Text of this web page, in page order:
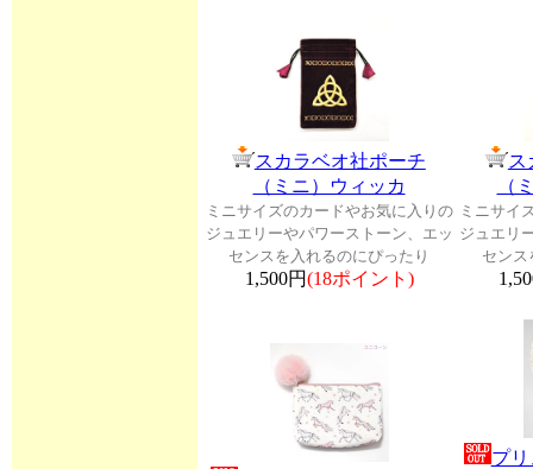
スカラベオ社ポーチ
（ミニ）ウィッカ
ミニサイズのカードやお気に入りの
ジュエリーやパワーストーン、エッ
センスを入れるのにぴったり
1,500円(18ポイント)
ス
（
ミニサイ
ジュエリ
センス
プ